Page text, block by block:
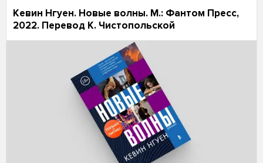
Кевин Нгуен. Новые волны. М.: Фантом Пресс,
2022. Перевод К. Чистопольской